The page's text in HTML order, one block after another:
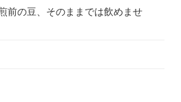
の豆、そのままでは飲めませ